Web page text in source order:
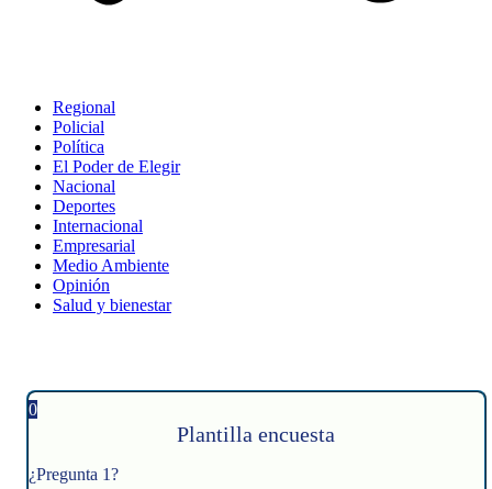
Regional
Policial
Política
El Poder de Elegir
Nacional
Deportes
Internacional
Empresarial
Medio Ambiente
Opinión
Salud y bienestar
0
Plantilla encuesta
¿Pregunta 1?